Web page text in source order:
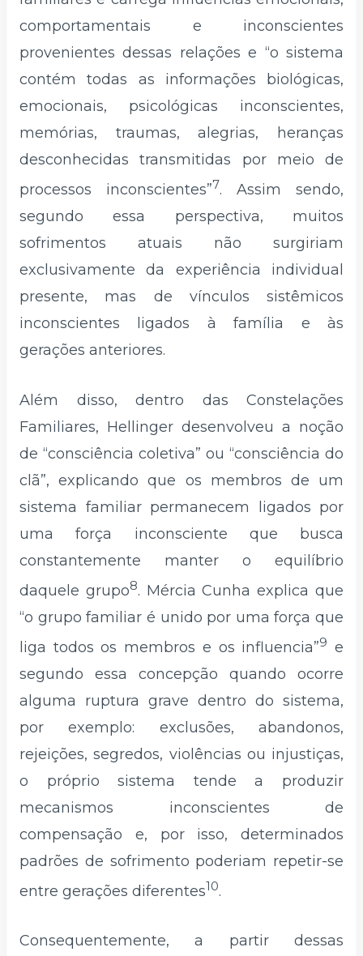
comportamentais e inconscientes
provenientes dessas relações e “o sistema
contém todas as informações biológicas,
emocionais, psicológicas inconscientes,
memórias, traumas, alegrias, heranças
desconhecidas transmitidas por meio de
processos inconscientes”7. Assim sendo,
segundo essa perspectiva, muitos
sofrimentos atuais não surgiriam
exclusivamente da experiência individual
presente, mas de vínculos sistêmicos
inconscientes ligados à família e às
gerações anteriores.
Além disso, dentro das Constelações
Familiares, Hellinger desenvolveu a noção
de “consciência coletiva” ou “consciência do
clã”, explicando que os membros de um
sistema familiar permanecem ligados por
uma força inconsciente que busca
constantemente manter o equilíbrio
daquele grupo8. Mércia Cunha explica que
“o grupo familiar é unido por uma força que
liga todos os membros e os influencia”9 e
segundo essa concepção quando ocorre
alguma ruptura grave dentro do sistema,
por exemplo: exclusões, abandonos,
rejeições, segredos, violências ou injustiças,
o próprio sistema tende a produzir
mecanismos inconscientes de
compensação e, por isso, determinados
padrões de sofrimento poderiam repetir-se
entre gerações diferentes10.
Consequentemente, a partir dessas